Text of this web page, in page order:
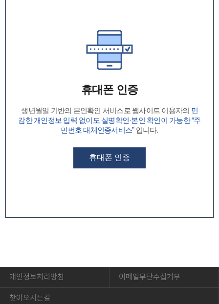
휴대폰 인증
생년월일 기반의 본인확인 서비스로 웹사이트 이용자의 민
감한 개인정보 입력 없이도 실명확인·본인 확인이 가능한 “주
민번호 대체인증서비스”입니다.
휴대폰 인증
개인정보처리방침 이메일무단수집거부
찾아오시는길